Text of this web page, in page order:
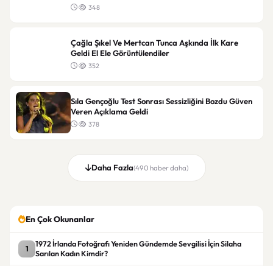
348
Çağla Şıkel Ve Mertcan Tunca Aşkında İlk Kare
Geldi El Ele Görüntülendiler
352
Sıla Gençoğlu Test Sonrası Sessizliğini Bozdu Güven
Veren Açıklama Geldi
378
Daha Fazla(490 haber daha)
En Çok Okunanlar
1
1972 İrlanda Fotoğrafı Yeniden Gündemde Sevgilisi İçin Silaha
Sarılan Kadın Kimdir?